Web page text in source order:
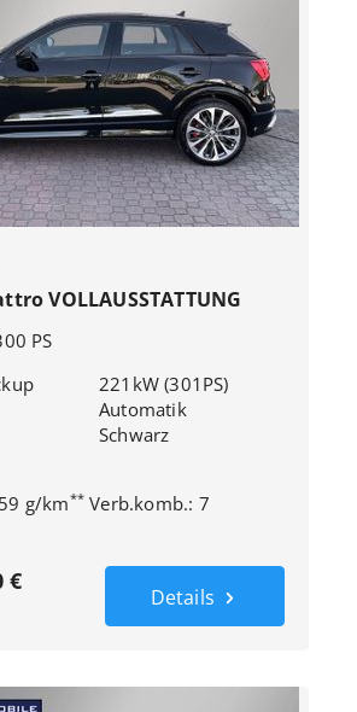
VOLLAUSSTATTUNG
PS
221kW (301PS)
Automatik
Schwarz
g/km** Verb.komb.: 7
€
Details